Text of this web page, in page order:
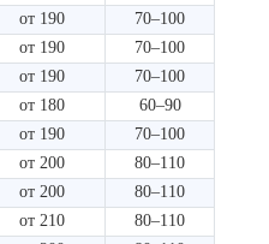
от 190
70–100
от 190
70–100
от 190
70–100
от 180
60–90
от 190
70–100
от 200
80–110
от 200
80–110
от 210
80–110